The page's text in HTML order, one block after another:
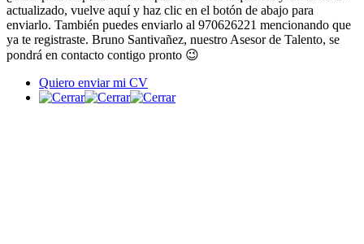
actualizado, vuelve aquí y haz clic en el botón de abajo para
enviarlo. También puedes enviarlo al 970626221 mencionando que
ya te registraste. Bruno Santivañez, nuestro Asesor de Talento, se
pondrá en contacto contigo pronto 😉
Quiero enviar mi CV